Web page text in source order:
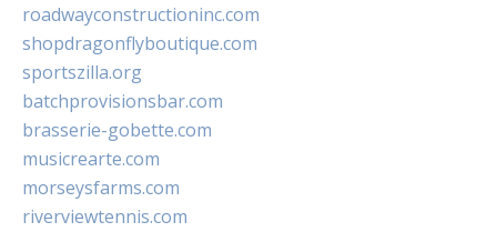
roadwayconstructioninc.com
shopdragonflyboutique.com
sportszilla.org
batchprovisionsbar.com
brasserie-gobette.com
musicrearte.com
morseysfarms.com
riverviewtennis.com